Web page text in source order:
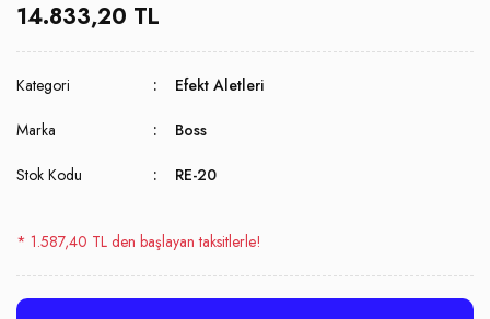
14.833,20 TL
Kategori Efekt Aletleri
Marka Boss
Stok Kodu RE-20
* 1.587,40 TL den başlayan taksitlerle!